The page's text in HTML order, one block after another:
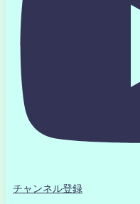
チャンネル登録